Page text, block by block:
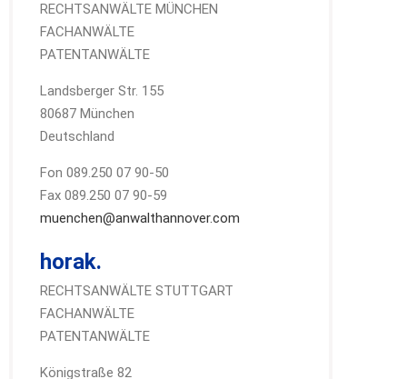
RECHTSANWÄLTE MÜNCHEN
FACHANWÄLTE
PATENTANWÄLTE
Landsberger Str. 155
80687 München
Deutschland
Fon 089.250 07 90-50
Fax 089.250 07 90-59
muenchen@anwalthannover.com
horak.
RECHTSANWÄLTE STUTTGART
FACHANWÄLTE
PATENTANWÄLTE
Königstraße 82